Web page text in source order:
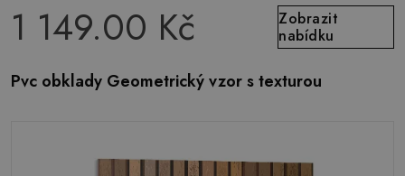
1 149.00 Kč
Zobrazit
nabídku
Pvc obklady Geometrický vzor s texturou